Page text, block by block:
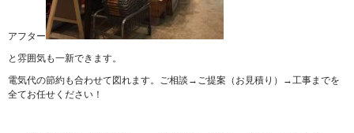
アフター
と雰囲気も一新できます。
電気代の節約も合わせて図れます。ご相談→ご提案（お見積り）→工事までを
全てお任せください！